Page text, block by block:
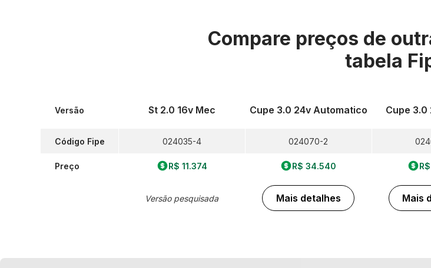
Compare preços de
tabela
Versão
Código Fipe
Preço
St 2.0 16v Mec
024035-4
R$ 11.374
Versão pesquisada
Cupe 3.0 24v Automatico
024070-2
R$ 34.540
Mais detalhes
Cupe 3.0
Mais